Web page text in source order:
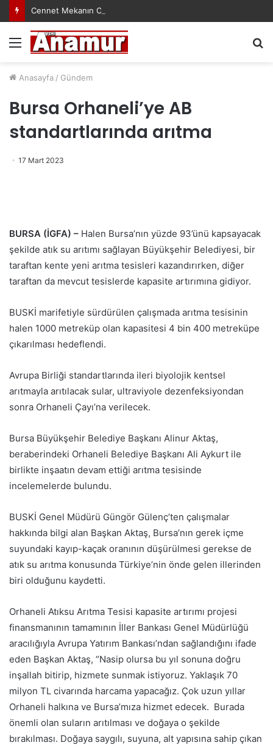
Cennet Mekanın Olsun Duygu Öksüz Canova
Menü
Anasayfa / Gündem
Bursa Orhaneli’ye AB
standartlarında arıtma
17 Mart 2023
BURSA (İGFA) – Halen Bursa’nın yüzde 93’ünü kapsayacak
şekilde atık su arıtımı sağlayan Büyükşehir Belediyesi, bir
taraftan kente yeni arıtma tesisleri kazandırırken, diğer
taraftan da mevcut tesislerde kapasite artırımına gidiyor.
BUSKİ marifetiyle sürdürülen çalışmada arıtma tesisinin
halen 1000 metreküp olan kapasitesi 4 bin 400 metreküpe
çıkarılması hedeflendi.
Avrupa Birliği standartlarında ileri biyolojik kentsel
arıtmayla arıtılacak sular, ultraviyole dezenfeksiyondan
sonra Orhaneli Çayı’na verilecek.
Bursa Büyükşehir Belediye Başkanı Alinur Aktaş,
beraberindeki Orhaneli Belediye Başkanı Ali Aykurt ile
birlikte inşaatın devam ettiği arıtma tesisinde
incelemelerde bulundu.
BUSKİ Genel Müdürü Güngör Gülenç’ten çalışmalar
hakkında bilgi alan Başkan Aktaş, Bursa’nın gerek içme
suyundaki kayıp-kaçak oranının düşürülmesi gerekse de
atık su arıtma konusunda Türkiye’nin önde gelen illerinden
biri olduğunu kaydetti.
Orhaneli Atıksu Arıtma Tesisi kapasite artırımı projesi
finansmanının tamamının İller Bankası Genel Müdürlüğü
aracılığıyla Avrupa Yatırım Bankası’ndan sağlandığını ifade
eden Başkan Aktaş, “Nasip olursa bu yıl sonuna doğru
inşallah bitirip, hizmete sunmak istiyoruz. Yaklaşık 70
milyon TL civarında harcama yapacağız. Çok uzun yıllar
Orhaneli halkına ve Bursa’mıza hizmet edecek. Burada
önemli olan suların arıtılması ve doğaya o şekilde
bırakılması. Doğaya saygılı, suyuna, alt yapısına sahip çıkan